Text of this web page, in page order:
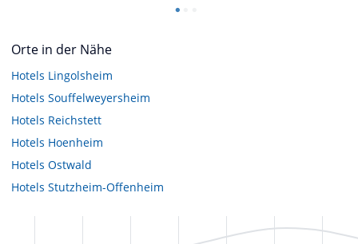
Orte in der Nähe
Hotels Lingolsheim
Hotels Souffelweyersheim
Hotels Reichstett
Hotels Hoenheim
Hotels Ostwald
Hotels Stutzheim-Offenheim